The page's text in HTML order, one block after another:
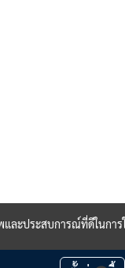
ละประสบการณ์ที่ดีในกา